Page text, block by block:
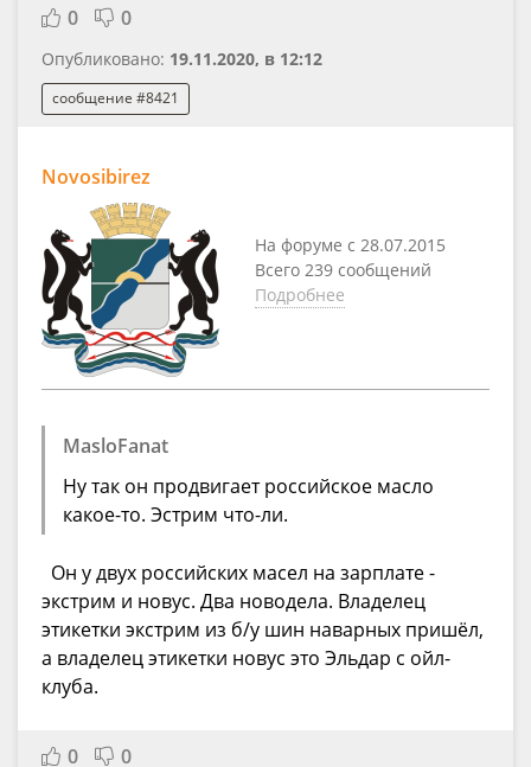
0 0
Опубликовано: 19.11.2020, в 12:12
сообщение #8421
Novosibirez
На форуме с 28.07.2015
Всего 239 сообщений
Подробнее
MasloFanat
Ну так он продвигает российское масло
какое-то. Эстрим что-ли.
Он у двух российских масел на зарплате -
экстрим и новус. Два новодела. Владелец
этикетки экстрим из б/у шин наварных пришёл,
а владелец этикетки новус это Эльдар с ойл-
клуба.
0 0